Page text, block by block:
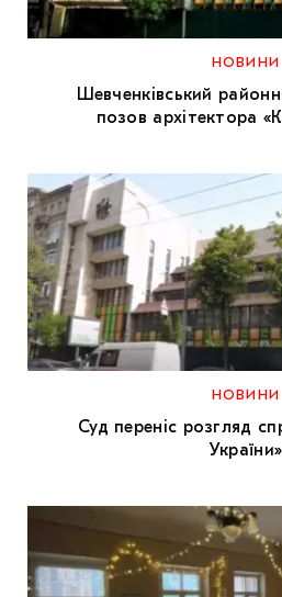
МАРІУПОЛЬСЬКІ
ДОСЛІДНИЦЬКА
НОВИНИ
Шевченківський
позов архітектора
НОВИНИ
Суд переніс розгляд
України»